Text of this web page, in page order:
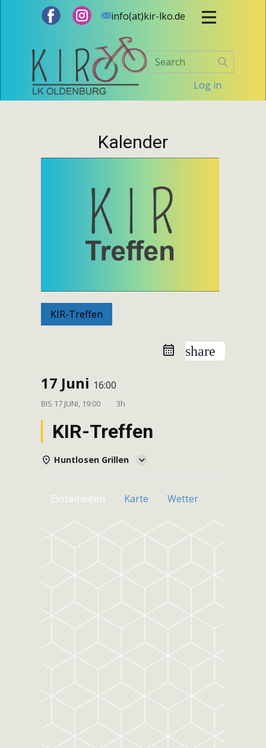
info(at)kir-lko.de
Log in
Kalender
KIR-Treffen
share
17 Juni 16:00
BIS 17 JUNI, 19:00 3h
KIR-Treffen
Huntlosen Grillen
Einzelheiten Karte Wetter